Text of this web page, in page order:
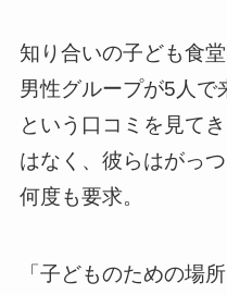
知り合いの子ども食
男性グループが5人で
という口コミを見て
はなく、彼らはがっ
何度も要求。
「子どものための場